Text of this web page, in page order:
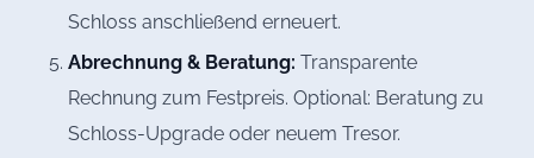
Schloss anschließend erneuert.
Abrechnung & Beratung: Transparente
Rechnung zum Festpreis. Optional: Beratung zu
Schloss-Upgrade oder neuem Tresor.